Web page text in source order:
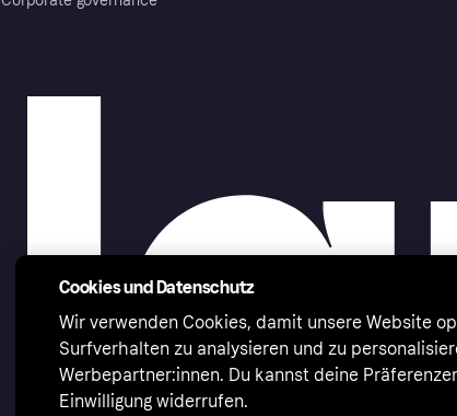
Cookies und Datenschutz
Wir verwenden Cookies, damit unsere Website
Surfverhalten zu analysieren und zu
Werbepartner:innen. Du kannst deine
Einwilligung widerrufen.